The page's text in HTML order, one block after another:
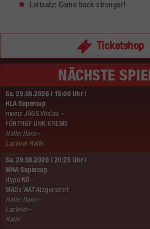
Leitsatz: Come back stronger!
Ticketshop
NÄCHSTE
Sa. 29.08.2026 | 18:00 Uhr |
HLA Supercup
roomz JAGS Vöslau –
FÖRTHOF UHK KREMS
Halle: Hans–
Lackner Halle
Sa. 29.08.2026 | 20:25 Uhr |
WHA Supercup
Hypo NÖ –
MADx WAT Atzgersdorf
Halle: Hans–
Lackner–
Halle